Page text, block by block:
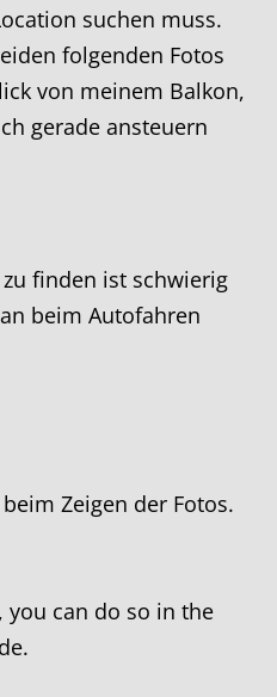
suchen muss.
folgenden Fotos
von meinem Balkon,
gerade ansteuern
finden ist schwierig
beim Autofahren
Zeigen der Fotos.
can do so in the